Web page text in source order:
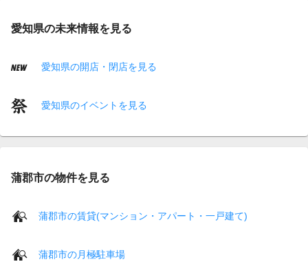
愛知県の未来情報を見る
愛知県の開店・閉店を見る
愛知県のイベントを見る
蒲郡市の物件を見る
蒲郡市の賃貸(マンション・アパート・一戸建て)
蒲郡市の月極駐車場